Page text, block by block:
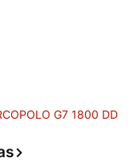
G7 1800 DD